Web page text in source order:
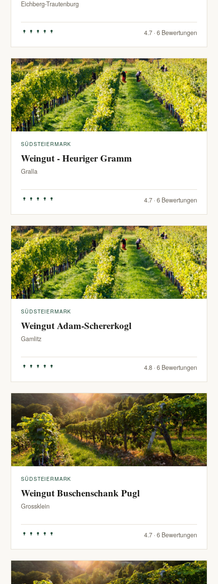
Eichberg-Trautenburg
4.7 · 6 Bewertungen
SÜDSTEIERMARK
Weingut - Heuriger Gramm
Gralla
4.7 · 6 Bewertungen
SÜDSTEIERMARK
Weingut Adam-Schererkogl
Gamlitz
4.8 · 6 Bewertungen
SÜDSTEIERMARK
Weingut Buschenschank Pugl
Grossklein
4.7 · 6 Bewertungen